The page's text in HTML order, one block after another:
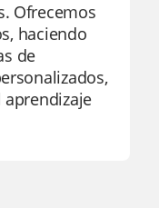
Ofrecemos
haciendo
de